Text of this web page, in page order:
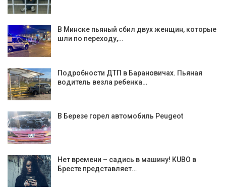
В Минске пьяный сбил двух женщин, которые
шли по переходу,…
Подробности ДТП в Барановичах. Пьяная
водитель везла ребенка…
В Березе горел автомобиль Peugeot
Нет времени – садись в машину! KUBO в
Бресте представляет…